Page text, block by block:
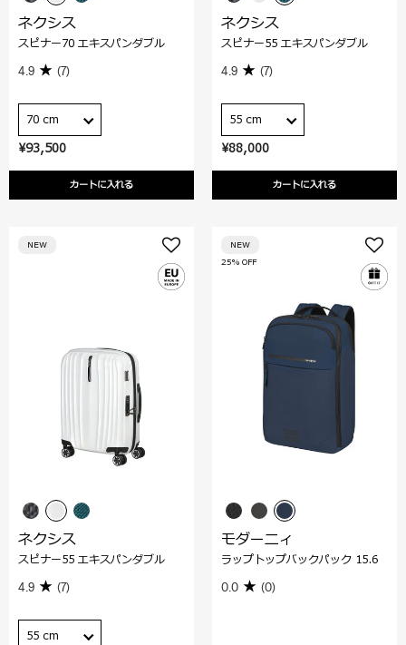
¥93,500
カートに入れる
ネクシス
スピナー70 エキスパンダブル
4.9 (7)
70 cm
¥88,000
カートに入れる
ネクシス
スピナー55 エキスパンダブル
4.9 (7)
55 cm
NEW
ネクシス
スピナー55 エキスパンダブル
4.9 (7)
55 cm
25% OFF
NEW
モダーニィ
ラップトップバックパック 15.6
0.0 (0)